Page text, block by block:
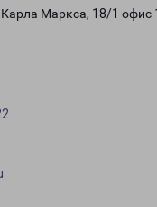
Маркса, 18/1 офис